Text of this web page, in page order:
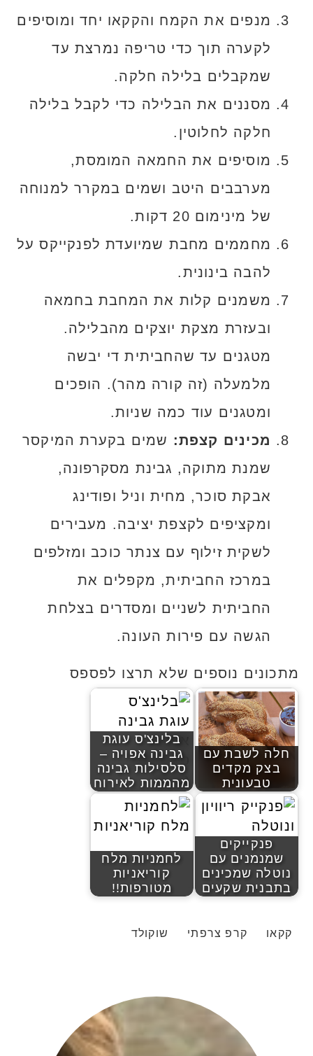
מנפים את הקמח והקקאו יחד ומוסיפים
לקערה תוך כדי טריפה נמרצת עד
שמקבלים בלילה חלקה.
מסננים את הבלילה כדי לקבל בלילה
חלקה לחלוטין.
מוסיפים את החמאה המומסת,
מערבבים היטב ושמים במקרר למנוחה
של מינימום 20 דקות.
מחממים מחבת שמיועדת לפנקייקס על
להבה בינונית.
משמנים קלות את המחבת בחמאה
ובעזרת מצקת יוצקים מהבלילה.
מטגנים עד שהחביתית די יבשה
מלמעלה (זה קורה מהר). הופכים
ומטגנים עוד כמה שניות.
מכינים קצפת: שמים בקערת המיקסר
שמנת מתוקה, גבינת מסקרפונה,
אבקת סוכר, מחית וניל ופודינג
ומקציפים לקצפת יציבה. מעבירים
לשקית זילוף עם צנתר כוכב ומזלפים
במרכז החביתית, מקפלים את
החביתית לשניים ומסדרים בצלחת
הגשה עם פירות העונה.
מתכונים נוספים שלא תרצו לפספס
חלה לשבת עם
בצק מקדים
טבעונית
בלינצ'ס עוגת
גבינה אפויה –
סלסילות גבינה
מהממות לאירוח
פנקייקים
שמנמנים עם
נוטלה שמכינים
בתבנית שקעים
לחמניות מלח
קוריאניות
מטורפות!!
קקאו קרפ צרפתי שוקולד